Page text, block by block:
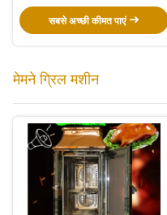
सबसे अच्छी कीमत पाएं
मेमने ग्रिल मशीन